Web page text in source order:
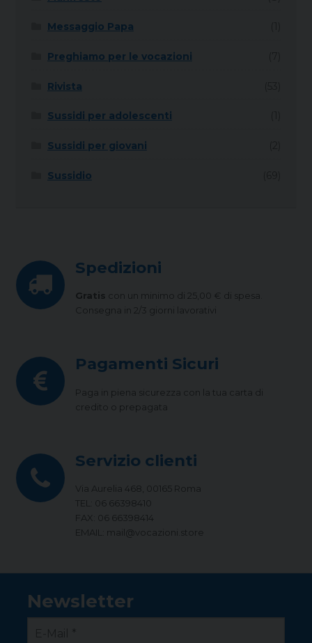
Messaggio Papa
Preghiamo per le vocazioni
Rivista
Sussidi per adolescenti
Sussidi per giovani
Sussidio
Spedizioni
Gratis con un minimo di 25,00 € di spesa.
Consegna in 2/3 giorni lavorativi
Pagamenti Sicuri
Paga in piena sicurezza con la tua carta di
credito o prepagata
Servizio clienti
Via Aurelia 468, 00165 Roma
TEL: 06 66398410
FAX: 06 66398414
EMAIL: mail@vocazioni.store
Newsletter